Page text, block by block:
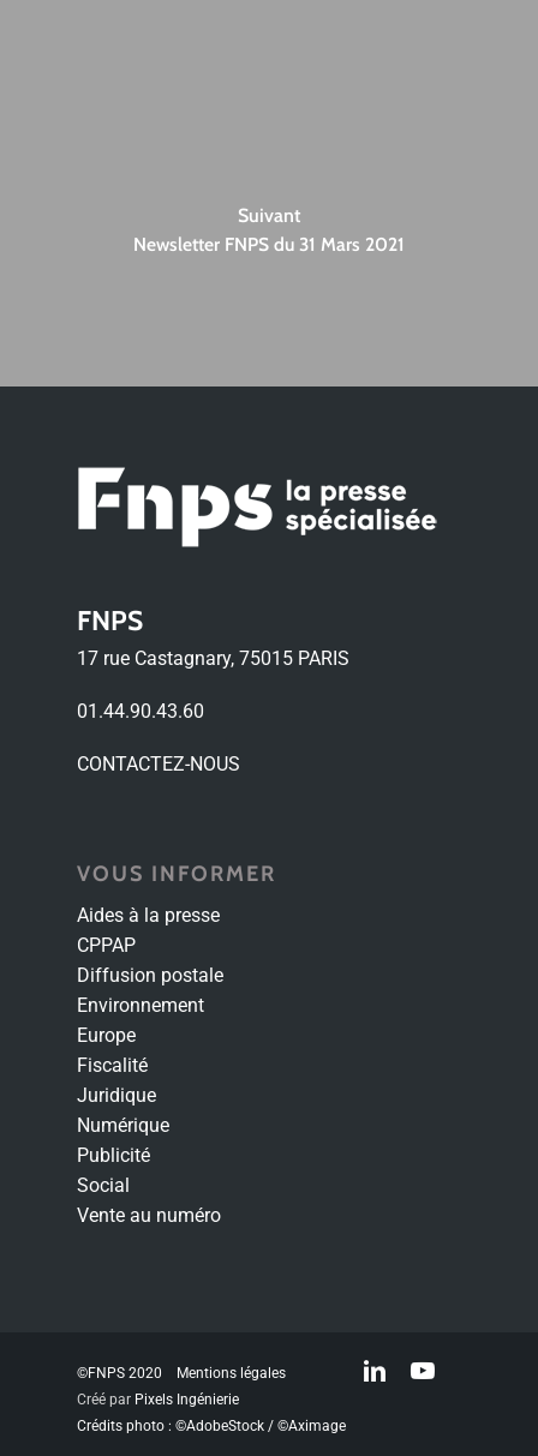
Suivant
Newsletter FNPS du 31 Mars 2021
FNPS
17 rue Castagnary, 75015 PARIS
01.44.90.43.60
CONTACTEZ-NOUS
VOUS INFORMER
Aides à la presse
CPPAP
Diffusion postale
Environnement
Europe
Fiscalité
Juridique
Numérique
Publicité
Social
Vente au numéro
©FNPS 2020
Mentions légales
Créé par Pixels Ingénierie
Crédits photo : ©AdobeStock / ©Aximage
linkedinyoutube